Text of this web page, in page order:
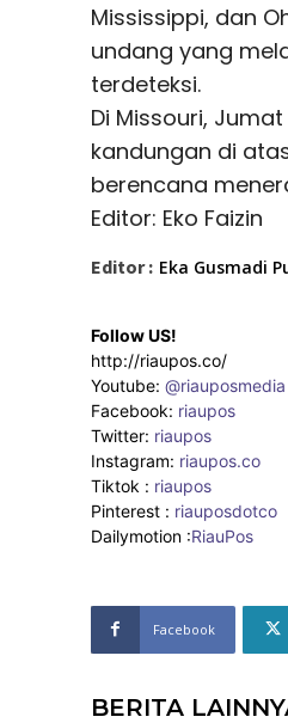
Mississippi, dan
undang yang
terdeteksi.
Di Missouri,
kandungan di
berencana
Editor: Eko Faizin
Editor : Eka Gusmadi
Follow US!
http://riaupos.co/
Youtube: @riauposmedia
Facebook: riaupos
Twitter: riaupos
Instagram: riaupos.co
Tiktok : riaupos
Pinterest : riauposdotco
Dailymotion :RiauPos
Facebook
BERITA